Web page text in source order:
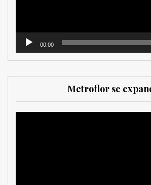
00:00
Metroflor se